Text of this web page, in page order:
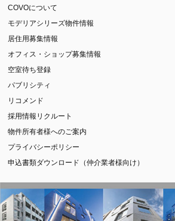
COVOについて
モデリアシリーズ物件情報
居住用募集情報
オフィス・ショップ募集情報
空室待ち登録
パブリシティ
リコメンド
採用情報リクルート
物件所有者様へのご案内
プライバシーポリシー
申込書類ダウンロード（仲介業者様向け）